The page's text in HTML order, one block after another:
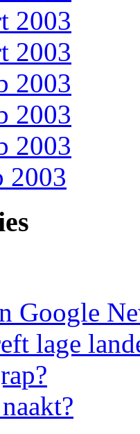
2003
2003
2003
2003
2003
2003
Google
lage